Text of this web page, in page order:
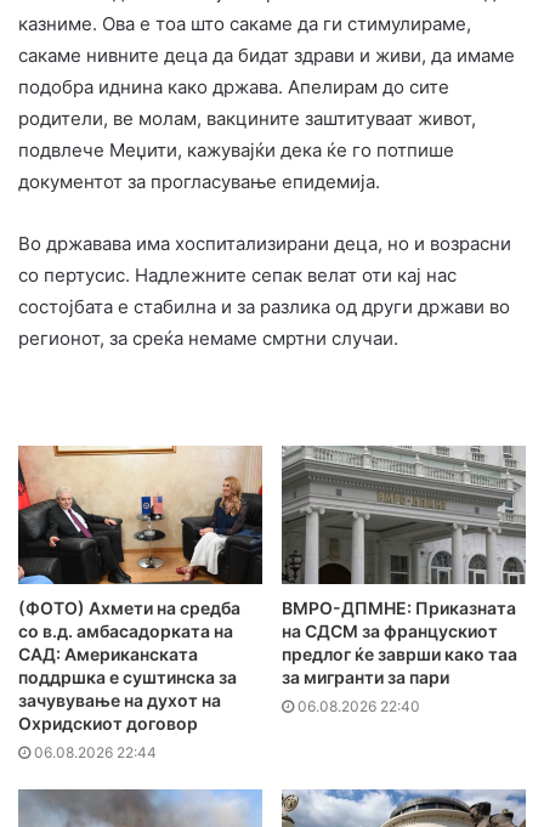
казниме. Ова е тоа што сакаме да ги стимулираме,
сакаме нивните деца да бидат здрави и живи, да имаме
подобра иднина како држава. Апелирам до сите
родители, ве молам, вакцините заштитуваат живот,
подвлече Меџити, кажувајќи дека ќе го потпише
документот за прогласување епидемија.
Во државава има хоспитализирани деца, но и возрасни
со пертусис. Надлежните сепак велат оти кај нас
состојбата е стабилна и за разлика од други држави во
регионот, за среќа немаме смртни случаи.
(ФОТО) Ахмети на средба
со в.д. амбасадорката на
САД: Американската
поддршка е суштинска за
зачувување на духот на
Охридскиот договор
06.08.2026 22:44
ВМРО-ДПМНЕ: Приказната
на СДСМ за францускиот
предлог ќе заврши како таа
за мигранти за пари
06.08.2026 22:40